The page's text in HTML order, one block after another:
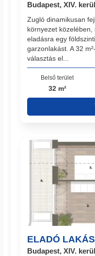
Budapest, XIV.
Zugló dinamikusan
környezet
eladásra egy
garzonlakást. A 32
választás el...
Belső terület
32 m²
ELADÓ LAKÁS
Budapest, XIV.